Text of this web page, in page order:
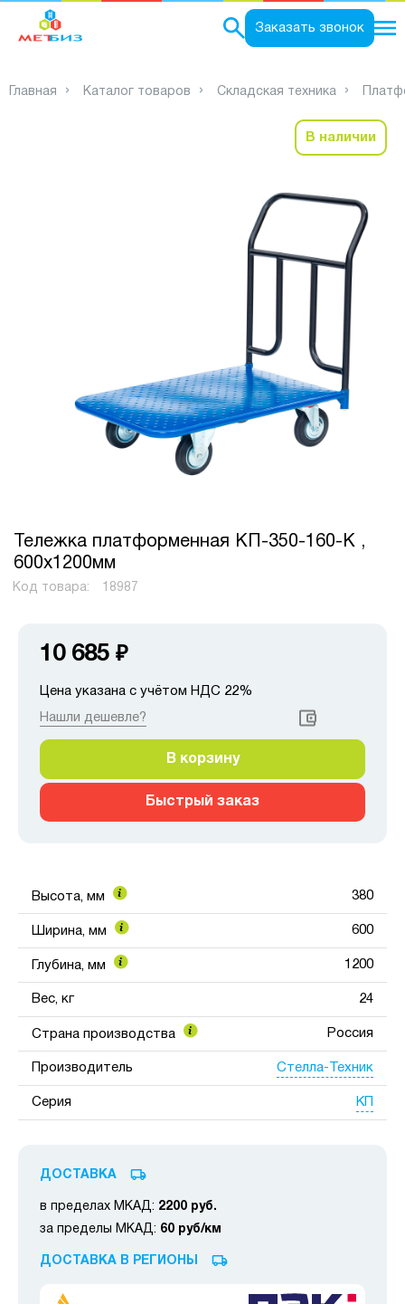
Заказать звонок
Главная Каталог товаров Складская техника
В наличии
Тележка платформенная КП-350-160-К ,
600х1200мм
Код товара: 18987
10 685 ₽
Цена указана с учётом НДС 22%
Нашли дешевле?
В корзину
Быстрый заказ
Высота, мм 380
Ширина, мм 600
Глубина, мм 1200
Вес, кг 24
Страна производства Россия
Производитель Стелла-Техник
Серия КП
ДОСТАВКА
в пределах МКАД: 2200 руб.
за пределы МКАД: 60 руб/км
ДОСТАВКА В РЕГИОНЫ